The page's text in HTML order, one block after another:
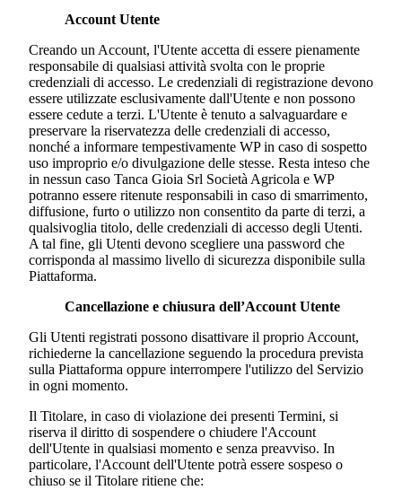
Account Utente
Creando un Account, l'Utente accetta di essere pienamente
responsabile di qualsiasi attività svolta con le proprie
credenziali di accesso. Le credenziali di registrazione devono
essere utilizzate esclusivamente dall'Utente e non possono
essere cedute a terzi. L'Utente è tenuto a salvaguardare e
preservare la riservatezza delle credenziali di accesso,
nonché a informare tempestivamente WP in caso di sospetto
uso improprio e/o divulgazione delle stesse. Resta inteso che
in nessun caso Tanca Gioia Srl Società Agricola e WP
potranno essere ritenute responsabili in caso di smarrimento,
diffusione, furto o utilizzo non consentito da parte di terzi, a
qualsivoglia titolo, delle credenziali di accesso degli Utenti.
A tal fine, gli Utenti devono scegliere una password che
corrisponda al massimo livello di sicurezza disponibile sulla
Piattaforma.
Cancellazione e chiusura dell’Account Utente
Gli Utenti registrati possono disattivare il proprio Account,
richiederne la cancellazione seguendo la procedura prevista
sulla Piattaforma oppure interrompere l'utilizzo del Servizio
in ogni momento.
Il Titolare, in caso di violazione dei presenti Termini, si
riserva il diritto di sospendere o chiudere l'Account
dell'Utente in qualsiasi momento e senza preavviso. In
particolare, l'Account dell'Utente potrà essere sospeso o
chiuso se il Titolare ritiene che: